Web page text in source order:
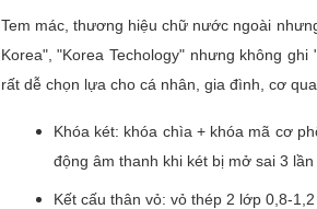
Tem mác, thương hiệu chữ nước ngoài
Korea", "Korea Techology" nhưng không
rất dễ chọn lựa cho cá nhân, gia đình, cơ
Khóa két: khóa chìa + khóa mã cơ
động âm thanh khi két bị mở sai 3
Kết cấu thân vỏ: vỏ thép 2 lớp 0,8-